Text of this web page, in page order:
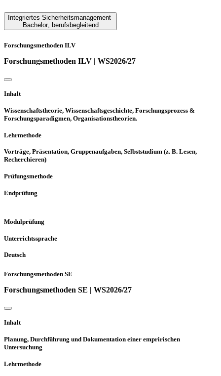
Integriertes Sicherheitsmanagement
Bachelor, berufsbegleitend
Forschungsmethoden ILV
Forschungsmethoden ILV | WS2026/27
Inhalt
Wissenschaftstheorie, Wissenschaftsgeschichte, Forschungsprozess &
Forschungsparadigmen, Organisationstheorien.
Lehrmethode
Vorträge, Präsentation, Gruppenaufgaben, Selbststudium (z. B. Lesen,
Recherchieren)
Prüfungsmethode
Endprüfung
Modulprüfung
Unterrichtssprache
Deutsch
Forschungsmethoden SE
Forschungsmethoden SE | WS2026/27
Inhalt
Planung, Durchführung und Dokumentation einer empririschen
Untersuchung
Lehrmethode